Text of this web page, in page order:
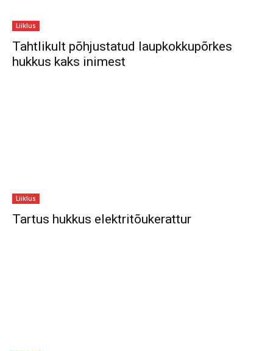
Liiklus
Tahtlikult põhjustatud laupkokkupõrkes
hukkus kaks inimest
Liiklus
Tartus hukkus elektritõukerattur